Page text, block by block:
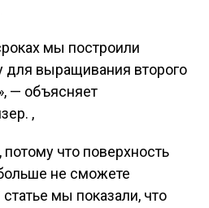
мы построили
для выращивания второго
— объясняет
,
что поверхность
не сможете
мы показали, что